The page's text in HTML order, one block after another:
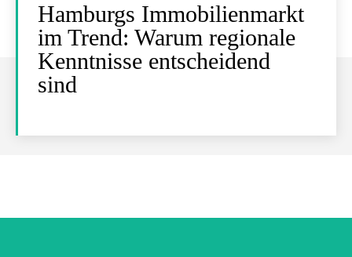
Hamburgs Immobilienmarkt
im Trend: Warum regionale
Kenntnisse entscheidend
sind